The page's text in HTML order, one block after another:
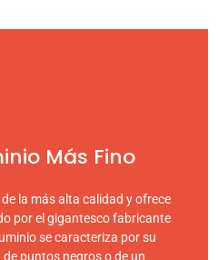
Más Fino
la más alta calidad y ofrece
por el gigantesco fabricante
se caracteriza por su
puntos negros o de un